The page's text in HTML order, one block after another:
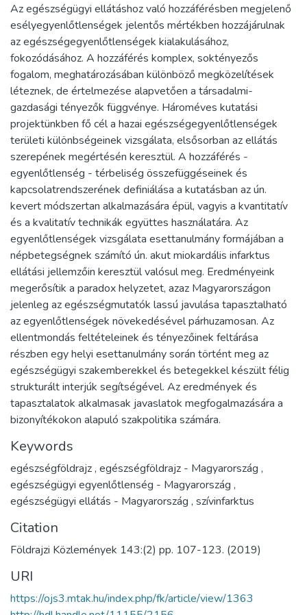
Az egészségügyi ellátáshoz való hozzáférésben megjelenő
esélyegyenlőtlenségek jelentős mértékben hozzájárulnak
az egészségegyenlőtlenségek kialakulásához,
fokozódásához. A hozzáférés komplex, soktényezős
fogalom, meghatározásában különböző megközelítések
léteznek, de értelmezése alapvetően a társadalmi-
gazdasági tényezők függvénye. Hároméves kutatási
projektünkben fő cél a hazai egészségegyenlőtlenségek
területi különbségeinek vizsgálata, elsősorban az ellátás
szerepének megértésén keresztül. A hozzáférés -
egyenlőtlenség - térbeliség összefüggéseinek és
kapcsolatrendszerének definiálása a kutatásban az ún.
kevert módszertan alkalmazására épül, vagyis a kvantitatív
és a kvalitatív technikák együttes használatára. Az
egyenlőtlenségek vizsgálata esettanulmány formájában a
népbetegségnek számító ún. akut miokardális infarktus
ellátási jellemzőin keresztül valósul meg. Eredményeink
megerősítik a paradox helyzetet, azaz Magyarországon
jelenleg az egészségmutatók lassú javulása tapasztalható
az egyenlőtlenségek növekedésével párhuzamosan. Az
ellentmondás feltételeinek és tényezőinek feltárása
részben egy helyi esettanulmány során történt meg az
egészségügyi szakemberekkel és betegekkel készült félig
strukturált interjúk segítségével. Az eredmények és
tapasztalatok alkalmasak javaslatok megfogalmazására a
bizonyítékokon alapuló szakpolitika számára.
Keywords
egészségföldrajz, egészségföldrajz - Magyarország ,
egészségügyi egyenlőtlenség - Magyarország ,
egészségügyi ellátás - Magyarország , szívinfarktus
Citation
Földrajzi Közlemények 143:(2) pp. 107-123. (2019)
URI
https://ojs3.mtak.hu/index.php/fk/article/view/1363